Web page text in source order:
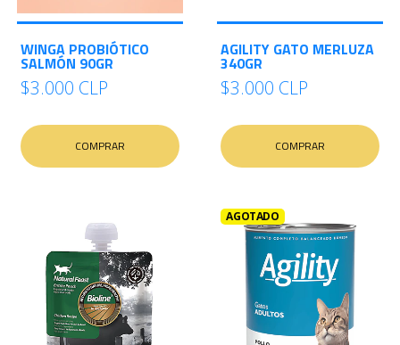
WINGA PROBIÓTICO
SALMÓN 90GR
$3.000 CLP
COMPRAR
AGILITY GATO MERLUZA
340GR
$3.000 CLP
COMPRAR
AGOTADO